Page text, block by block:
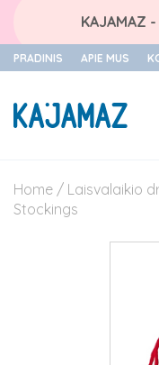
KAJAMAZ
content
PRADINIS APIE MUS
Home / Laisvalaikio
Stockings